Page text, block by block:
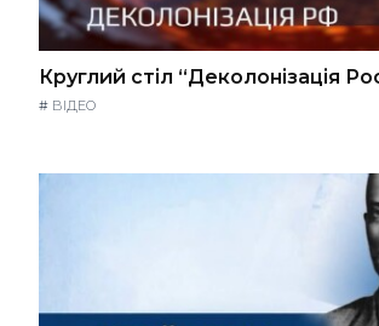
Круглий стіл “Деколонізація
# ВІДЕО